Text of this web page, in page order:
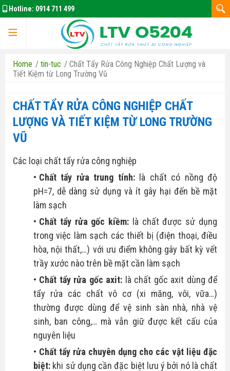
Hotline: 0914 711 499
Trang chủ
Home / tin-tuc / Chất Tẩy Rửa Công Nghiệp Chất Lượng và
Tiết Kiệm từ Long Trường Vũ
CHẤT TẨY RỬA CÔNG NGHIỆP CHẤT
LƯỢNG VÀ TIẾT KIỆM TỪ LONG TRƯỜNG
VŨ
Các loại chất tẩy rửa công nghiệp
Chất tẩy rửa trung tính:là chất có nồng độ
pH=7, dễ dàng sử dụng và ít gây hại đến bề mặt
làm sạch
Chất tẩy rửa gốc kiềm: là chất được sử dụng
trong việc làm sạch các thiết bị (điện thoại, điều
hòa, nội thất,…) với ưu điểm không gây bất kỳ vết
trầy xước nào trên bề mặt cần làm sạch
Chất tẩy rửa gốc axit: là chất gốc axit dùng để
tẩy rửa các chất vô cơ (xi măng, vôi, vữa…)
thường được dùng để vệ sinh sàn nhà, nhà vệ
sinh, ban công,… mà vẫn giữ được kết cấu của
nguyên liệu
Chất tẩy rửa chuyên dụng cho các vật liệu đặc
biệt: khi sử dụng cần đặc biệt lưu ý bởi nó là chất